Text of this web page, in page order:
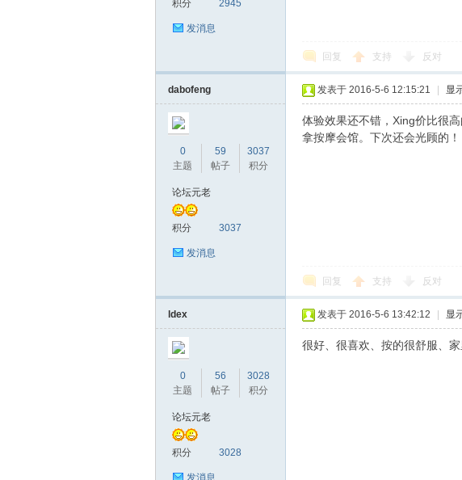
积分 2945
发消息
回复 支持 反对
dabofeng
0
主题
59
帖子
3037
积分
论坛元老
积分 3037
发消息
发表于 2016-5-6 12:15:21 显
体验效果还不错，Xing价比很
拿按摩会馆。下次还会光顾的！
回复 支持 反对
ldex
0
主题
56
帖子
3028
积分
论坛元老
积分 3028
发消息
发表于 2016-5-6 13:42:12 显
很好、很喜欢、按的很舒服、